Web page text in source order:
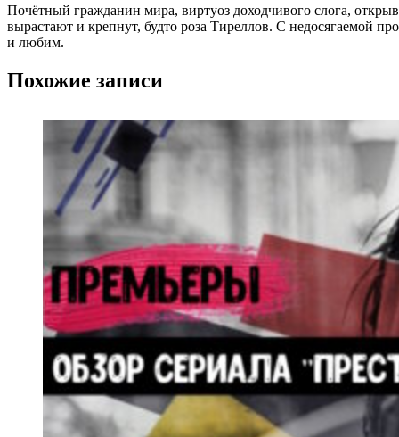
Почётный гражданин мира, виртуоз доходчивого слога,
вырастают и крепнут, будто роза Тиреллов. С недосягаемой
и любим.
Похожие записи